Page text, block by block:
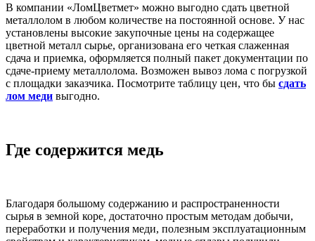
В компании «ЛомЦветмет» можно выгодно сдать цветной
металлолом в любом количестве на постоянной основе. У нас
установлены высокие закупочные цены на содержащее
цветной металл сырье, организована его четкая слаженная
сдача и приемка, оформляется полный пакет документации по
сдаче-приему металлолома. Возможен вывоз лома с погрузкой
с площадки заказчика. Посмотрите таблицу цен, что бы сдать
лом меди выгодно.
Где содержится медь
Благодаря большому содержанию и распространенности
сырья в земной коре, достаточно простым методам добычи,
переработки и получения меди, полезным эксплуатационным